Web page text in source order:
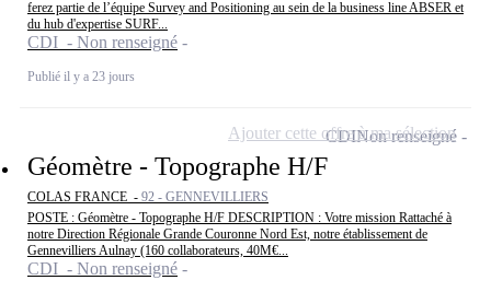
ferez partie de l’équipe Survey and Positioning au sein de la business line ABSER et
du hub d'expertise SURF...
CDI - Non renseigné
Publié il y a 23 jours
Géomètre - Topographe H/F
COLAS FRANCE - 92 - GENNEVILLIERS
POSTE : Géomètre - Topographe H/F DESCRIPTION : Votre mission Rattaché à
notre Direction Régionale Grande Couronne Nord Est, notre établissement de
Gennevilliers Aulnay (160 collaborateurs, 40M€...
CDI - Non renseigné
CDINon renseigné
Ajouter cette offre à ma sélection